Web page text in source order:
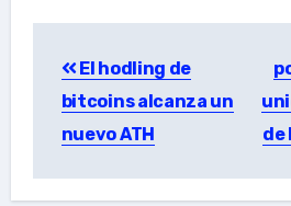
navigation
El hodling de
bitcoins alcanza un
nuevo ATH
de